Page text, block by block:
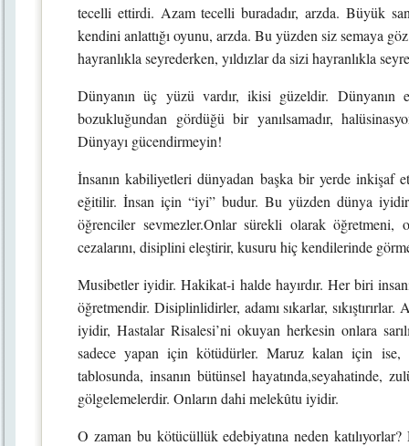
tecelli ettirdi. Azam tecelli buradadır, arzda. Büyük
kendini anlattığı oyunu, arzda. Bu yüzden siz semaya
hayranlıkla seyrederken, yıldızlar da sizi hayranlıkla
Dünyanın üç yüzü vardır, ikisi güzeldir.
bozukluğundan gördüğü bir yanılsamadır,
Dünyayı gücendirmeyin!
İnsanın kabiliyetleri dünyadan başka bir yerde inkişaf
eğitilir. İnsan için “iyi” budur. Bu yüzden dünya
öğrenciler sevmezler.Onlar sürekli olarak öğretmeni,
cezalarını, disiplini eleştirir, kusuru hiç kendilerinde
Musibetler iyidir. Hakikat-i halde hayırdır. Her biri
öğretmendir. Disiplinlidirler, adamı sıkarlar, sıkıştırırlar.
iyidir, Hastalar Risalesi’ni okuyan herkesin onlara
sadece yapan için kötüdürler. Maruz kalan için
tablosunda, insanın bütünsel hayatında,seyahatinde,
gölgelemelerdir. Onların dahi melekûtu iyidir.
O zaman bu kötücüllük edebiyatına neden